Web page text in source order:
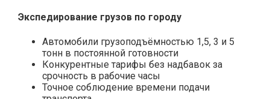
Экспедирование грузов по городу
Автомобили грузоподъёмностью 1,5, 3 и 5
тонн в постоянной готовности
Конкурентные тарифы без надбавок за
срочность в рабочие часы
Точное соблюдение времени подачи